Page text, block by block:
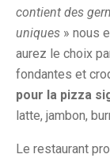
contient des
uniques » nous
aurez le choix
fondantes et
pour la pizza
latte, jambon,
Le restaurant